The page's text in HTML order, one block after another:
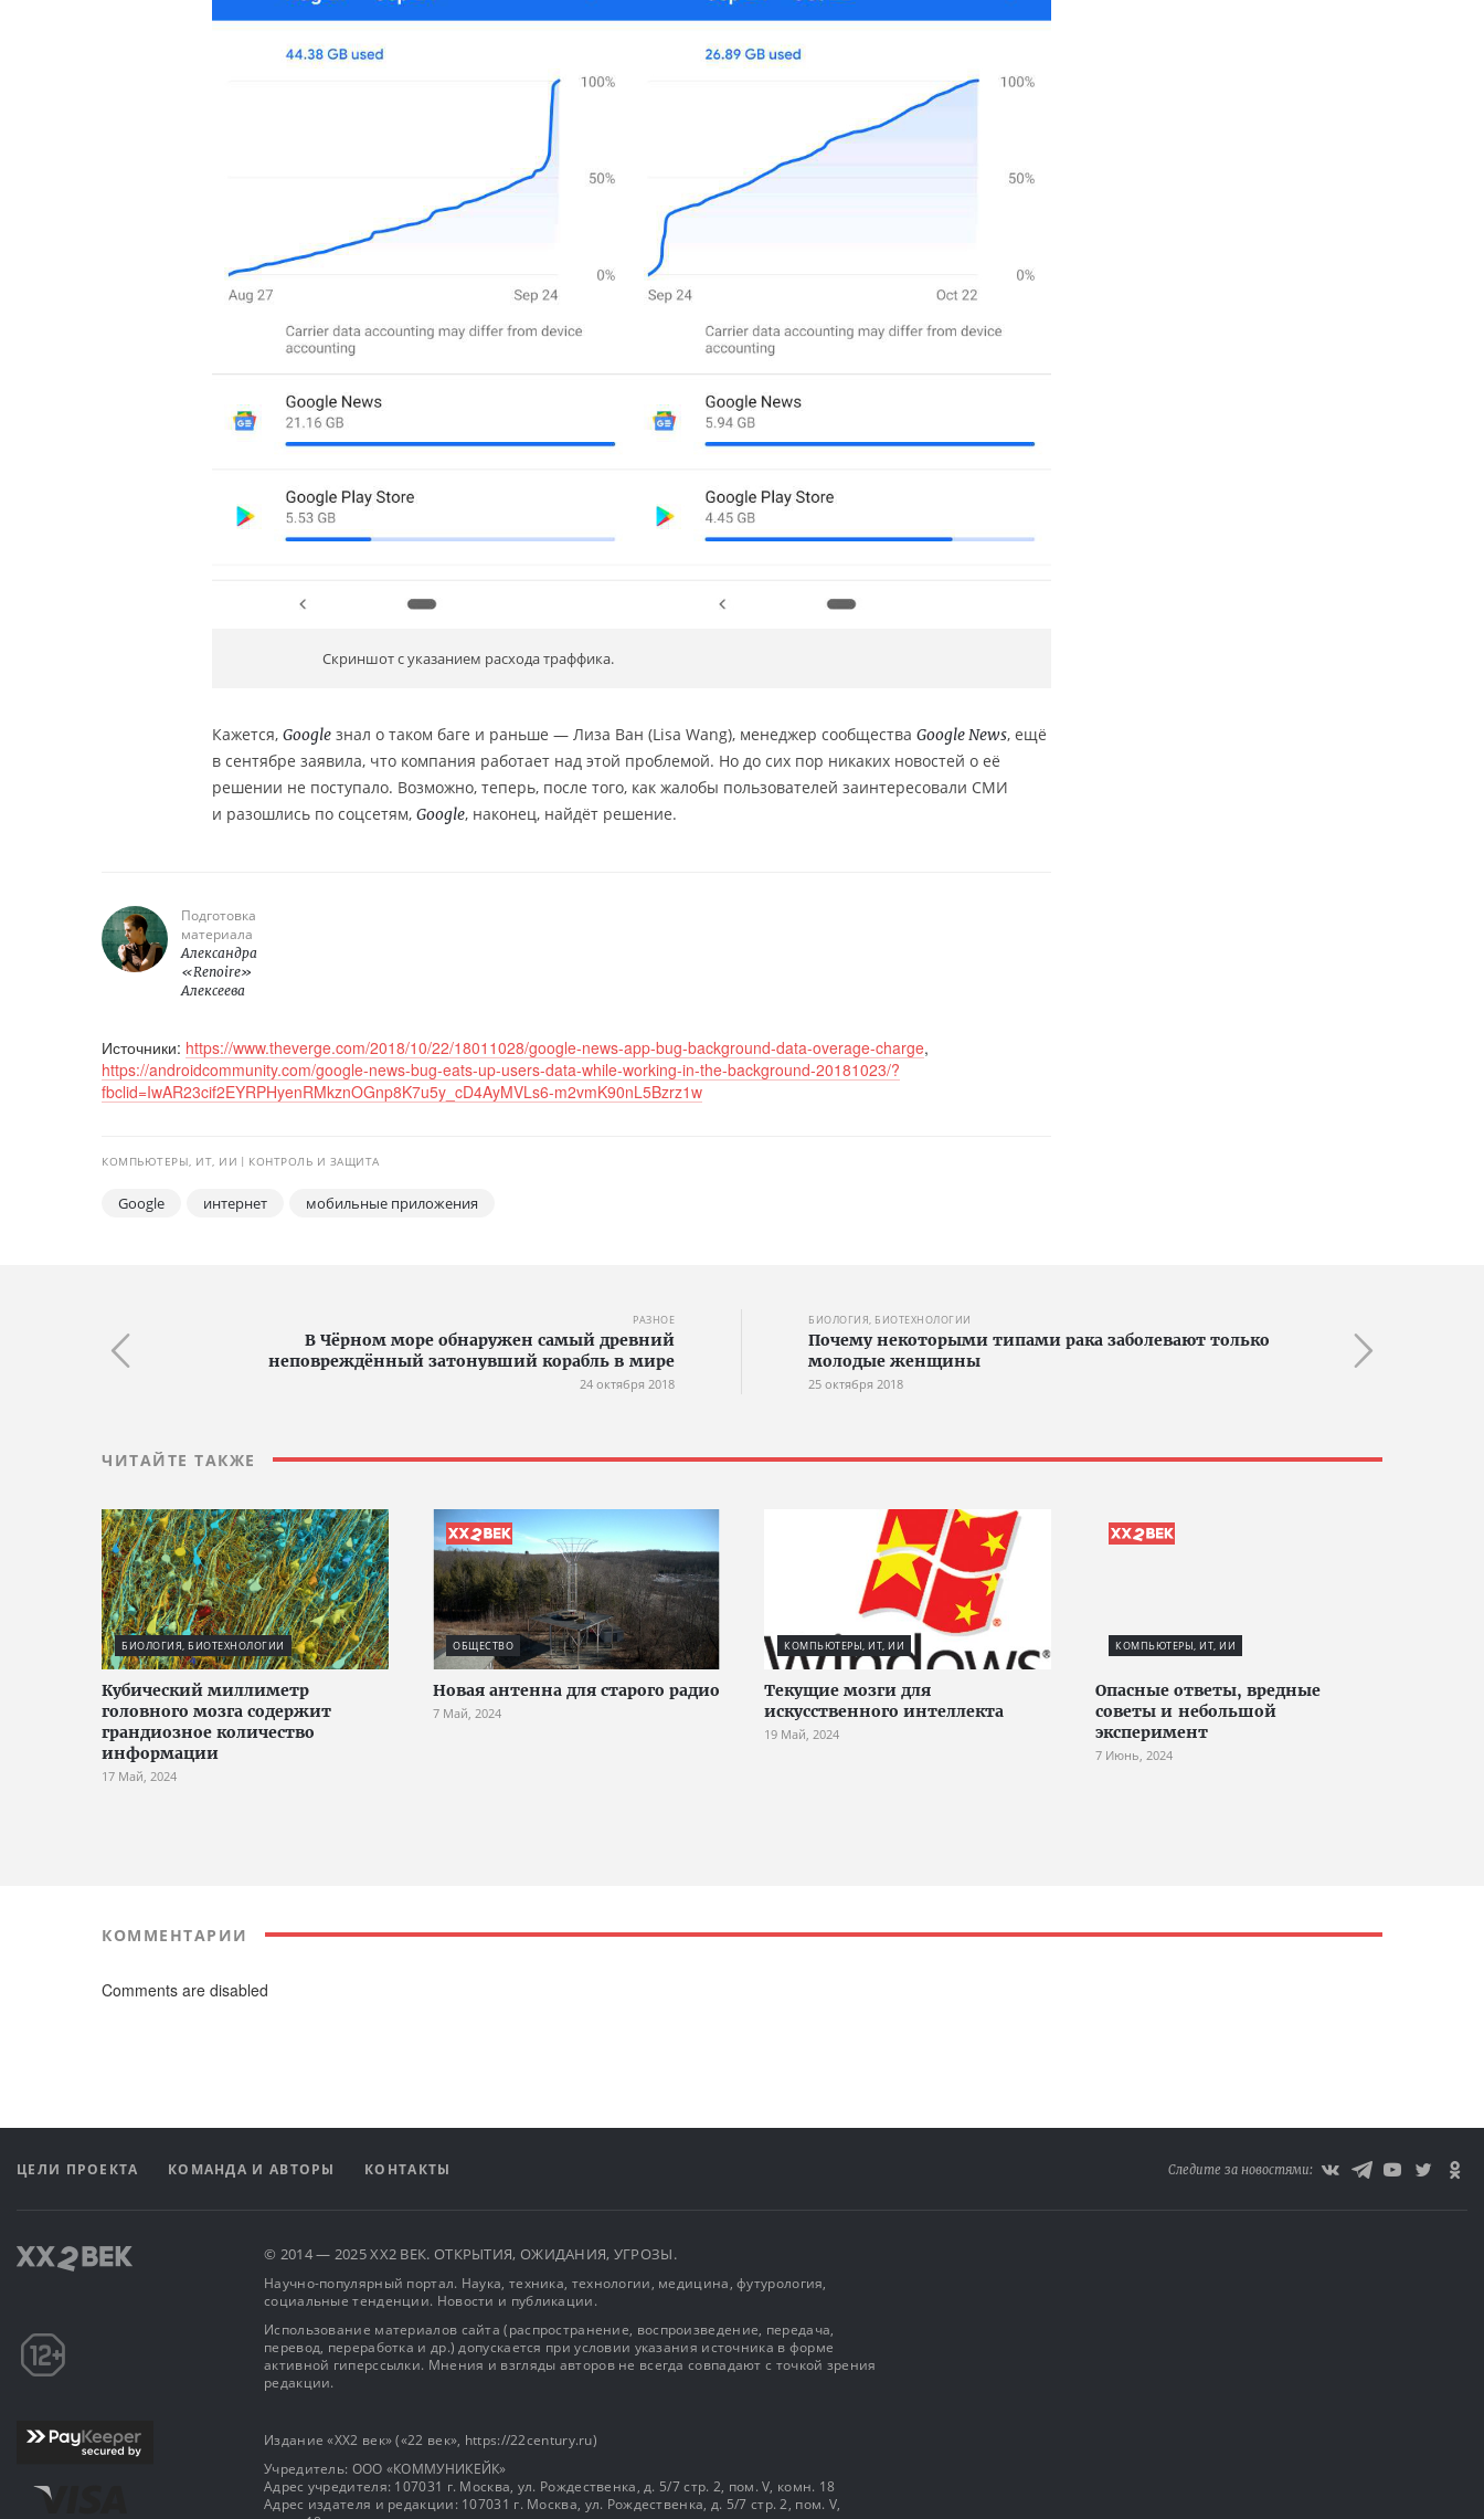
Скриншот с указанием расхода траффика.
Кажется, Google знал о таком баге и раньше — Лиза Ван (Lisa Wang), менеджер сообщества Google News, ещё
в сентябре заявила, что компания работает над этой проблемой. Но до сих пор никаких новостей о её
решении не поступало. Возможно, теперь, после того, как жалобы пользователей заинтересовали СМИ
и разошлись по соцсетям, Google, наконец, найдёт решение.
Подготовка
материала
Александра
«Renoire»
Алексеева
Источники: https://www.theverge.com/2018/10/22/18011028/google-news-app-bug-background-data-overage-charge,
https://androidcommunity.com/google-news-bug-eats-up-users-data-while-working-in-the-background-20181023/?
fbclid=IwAR23cif2EYRPHyenRMkznOGnp8K7u5y_cD4AyMVLs6-m2vmK90nL5Bzrz1w
КОМПЬЮТЕРЫ, ИТ, ИИ КОНТРОЛЬ И ЗАЩИТА
Google интернет мобильные приложения
РАЗНОЕ
В Чёрном море обнаружен самый древний
неповреждённый затонувший корабль в мире
24 октября 2018
БИОЛОГИЯ, БИОТЕХНОЛОГИИ
Почему некоторыми типами рака заболевают только
молодые женщины
25 октября 2018
ЧИТАЙТЕ ТАКЖЕ
БИОЛОГИЯ, БИОТЕХНОЛОГИИ
Кубический миллиметр
головного мозга содержит
грандиозное количество
информации
17 Май, 2024
ОБЩЕСТВО
Новая антенна для старого радио
7 Май, 2024
КОМПЬЮТЕРЫ, ИТ, ИИ
Текущие мозги для
искусственного интеллекта
19 Май, 2024
КОМПЬЮТЕРЫ, ИТ, ИИ
Опасные ответы, вредные
советы и небольшой
эксперимент
7 Июнь, 2024
КОММЕНТАРИИ
Comments are disabled
ЦЕЛИ ПРОЕКТА КОМАНДА И АВТОРЫ КОНТАКТЫ Следите за новостями:
© 2014 — 2025 XX2 ВЕК. ОТКРЫТИЯ, ОЖИДАНИЯ, УГРОЗЫ.
Научно-популярный портал. Наука, техника, технологии, медицина, футурология,
социальные тенденции. Новости и публикации.
Использование материалов сайта (распространение, воспроизведение, передача,
перевод, переработка и др.) допускается при условии указания источника в форме
активной гиперссылки. Мнения и взгляды авторов не всегда совпадают с точкой зрения
редакции.
Издание «XX2 век» («22 век», https://22century.ru)
Учредитель: OOO «КОММУНИКЕЙК»
Адрес учредителя: 107031 г. Москва, ул. Рождественка, д. 5/7 стр. 2, пом. V, комн. 18
Адрес издателя и редакции: 107031 г. Москва, ул. Рождественка, д. 5/7 стр. 2, пом. V,